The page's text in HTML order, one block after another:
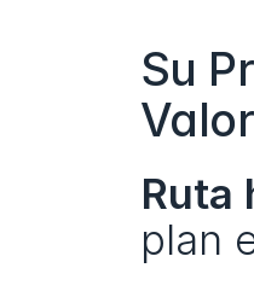
Su
Valor
Ruta
plan